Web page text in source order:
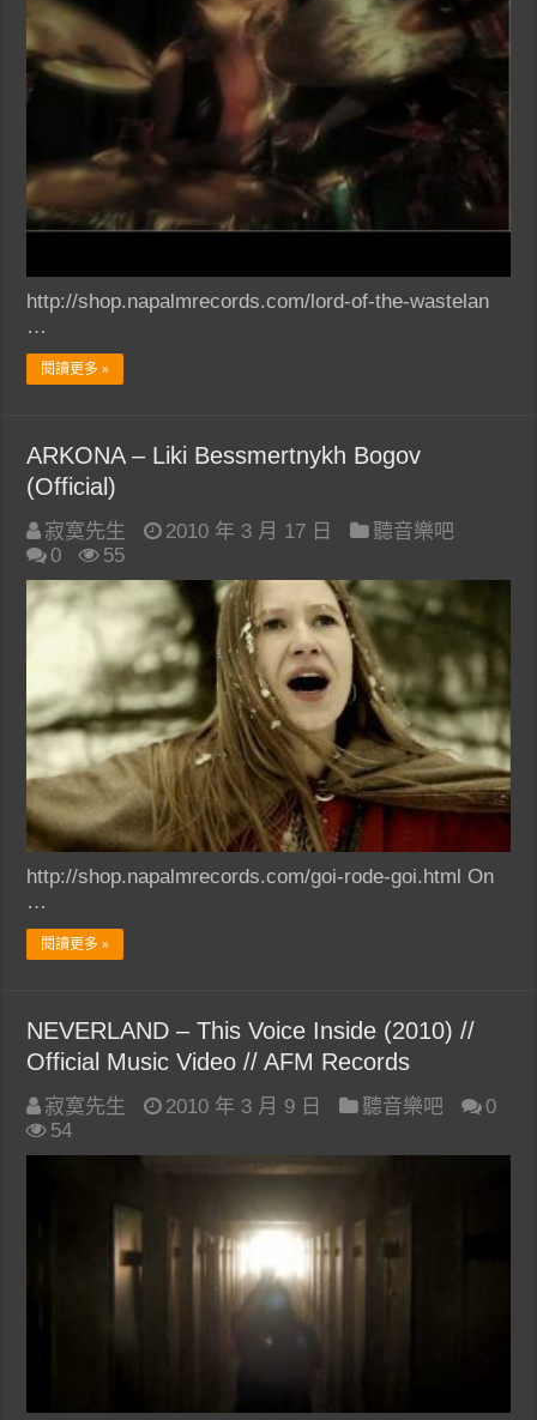
http://shop.napalmrecords.com/lord-of-the-wastelan
…
閱讀更多 »
ARKONA – Liki Bessmertnykh Bogov
(Official)
寂寞先生 2010 年 3 月 17 日
聽音樂吧
0
55
http://shop.napalmrecords.com/goi-rode-goi.html On
…
閱讀更多 »
NEVERLAND – This Voice Inside (2010) //
Official Music Video // AFM Records
寂寞先生 2010 年 3 月 9 日 聽音樂吧
0
54